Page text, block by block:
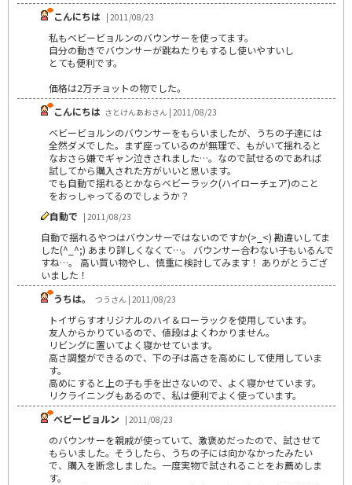
こんにちは | 2011/08/23
私もベビービョルンのバウンサーを使ってます。
自分の動きでバウンサーが跳ねたりもするし使いやすいし
とても便利です。
価格は2万チョットの物でした。
こんにちは さとけんあおさん | 2011/08/23
ベビービョルンのバウンサーをもらいましたが、うちの子達には
全然ダメでした。まず座っているのが無理で、もがいて揺れると
なおさら嫌でギャン泣きされました…。なので試せるのであれば
試してから購入された方がいいと思います。
でも自動で揺れるとかならベビーラック(ハイローチェア)のこと
をおっしゃってるのでしょうか？
自動で | 2011/08/23
自動で揺れるやつはバウンサーではないのですか(>_<) 勘違いしてま
した(^_^;) あまり詳しくなくて…。 バウンサー合わない子もいるんで
すね…。 高い買い物やし、慎重に検討してみます！ ありがとうござ
いました！
うちは。
つうさん | 2011/08/23
トイザらすオリジナルのハイ＆ローラックを使用しています。
友人からかりているので、値段はよくわかりません。
リビングに置いてよく寝かせています。
高さ調整ができるので、下の子は高さを高めにして使用していま
す。
高めにすると上の子も手を出さないので、よく寝かせています。
リクライニングもあるので、私は便利でよく使っています。
ベビービョルン | 2011/08/23
のバウンサーを親戚が使っていて、激褒めだったので、試させて
もらいました。そうしたら、うちの子には向かなかったみたい
で、購入を断念しました。一度実物で試されることをお薦めしま
す。